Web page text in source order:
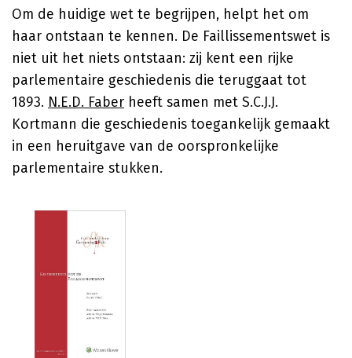
Om de huidige wet te begrijpen, helpt het om
haar ontstaan te kennen. De Faillissementswet is
niet uit het niets ontstaan: zij kent een rijke
parlementaire geschiedenis die teruggaat tot
1893. N.E.D. Faber heeft samen met S.C.J.J.
Kortmann die geschiedenis toegankelijk gemaakt
in een heruitgave van de oorspronkelijke
parlementaire stukken.